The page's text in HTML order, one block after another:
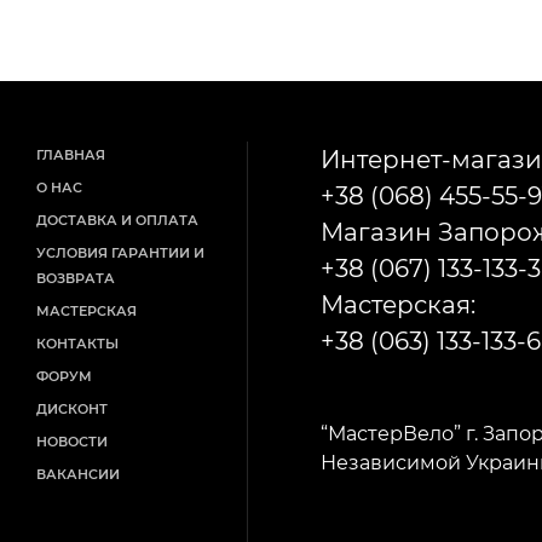
ГЛАВНАЯ
О НАС
ДОСТАВКА И ОПЛАТА
УСЛОВИЯ ГАРАНТИИ И
ВОЗВРАТА
МАСТЕРСКАЯ
КОНТАКТЫ
ФОРУМ
ДИСКОНТ
НОВОСТИ
ВАКАНСИИ
Интернет-
+38 (068) 455-55-
Магазин
+38 (067) 133-133-3
Мастерская:
+38 (063) 133-133-6
“МастерВело” г.
Независимой